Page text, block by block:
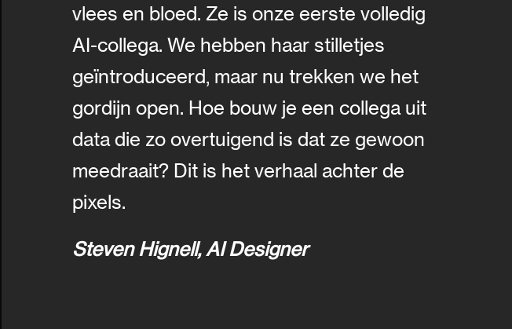
vlees en bloed. Ze is onze eerste volledig
AI-collega. We hebben haar stilletjes
geïntroduceerd, maar nu trekken we het
gordijn open. Hoe bouw je een collega uit
data die zo overtuigend is dat ze gewoon
meedraait? Dit is het verhaal achter de
pixels.
Steven Hignell, AI Designer